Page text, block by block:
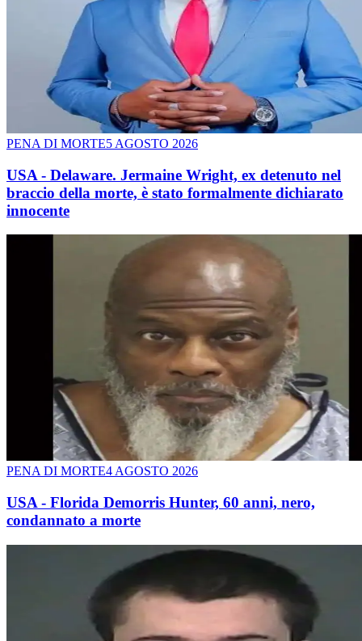
PENA DI MORTE5 AGOSTO 2026
USA - Delaware. Jermaine Wright, ex detenuto nel
braccio della morte, è stato formalmente dichiarato
innocente
PENA DI MORTE4 AGOSTO 2026
USA - Florida Demorris Hunter, 60 anni, nero,
condannato a morte